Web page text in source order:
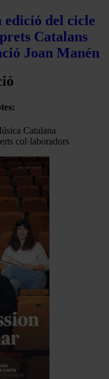
edició del cicle
Catalans
Joan Manén
Catalana
col·laboradors